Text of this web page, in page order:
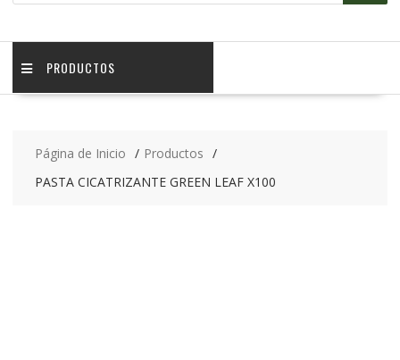
PRODUCTOS
Página de Inicio
Productos
PASTA CICATRIZANTE GREEN LEAF X100